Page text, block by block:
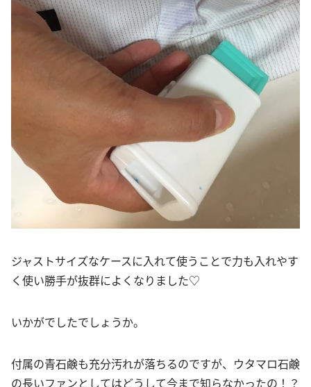
ジャストサイズなケースに入れて使うことで力も入れやす
く使い勝手が抜群によくなりました♡
いかがでしたでしょうか。
付属の青石鹸も充分汚れが落ちるのですが、ウタマロ石鹸
の長いファンとしてはどうして今まで知らなかったの！？